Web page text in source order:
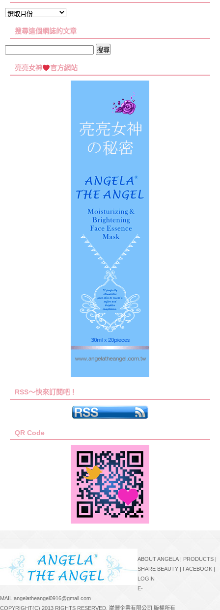
文
彙
搜尋這個網誌的文章
關
亮亮女神 官方網站
RSS～快來訂閱吧！
QR Code
ABOUT ANGELA | PRODUCTS |
SHARE BEAUTY | FACEBOOK |
LOGIN
E-
MAIL:angelatheangel0916@gmail.com
COPYRIGHT(C) 2013 RIGHTS RESERVED. 崴儷企業有限公司 版權所有